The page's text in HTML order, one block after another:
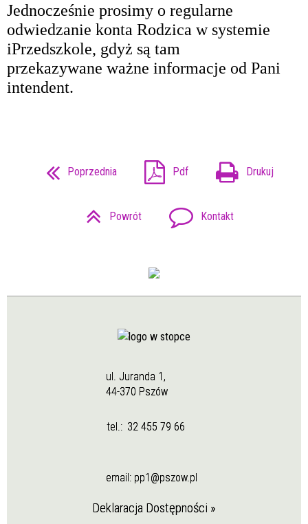
Jednocześnie prosimy o regularne
odwiedzanie konta Rodzica w systemie
iPrzedszkole, gdyż są tam
przekazywane ważne informacje od Pani
intendent.
Poprzednia Pdf Drukuj
Powrót Kontakt
ul. Juranda 1,
44-370 Pszów
tel.: 32 455 79 66
email: pp1@pszow.pl
Deklaracja Dostępności »